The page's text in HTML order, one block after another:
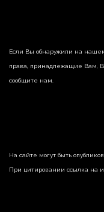
Если Вы обнаружили на
права, принадлежащие Вам,
сообщите нам.
На сайте могут быть
При цитировании ссылка на